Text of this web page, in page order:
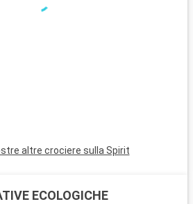
della natura e delle escursioni.
altre crociere sulla Spirit
ECOLOGICHE